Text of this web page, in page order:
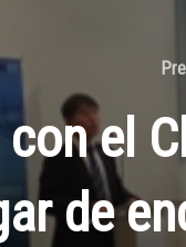
con el
de